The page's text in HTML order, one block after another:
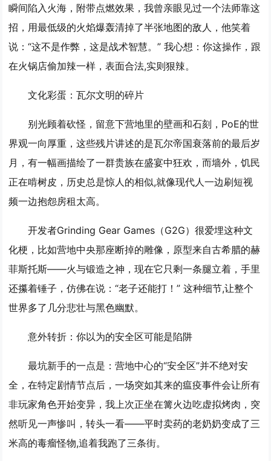
瞬间陷入火海，附带点燃效果，我曾亲眼见过一个法师靠这
招，用最低级的火焰爆轰清掉了半张地图的敌人，他笑着
说：“这不是作弊，这是战术智慧。” 我心想：你这操作，跟
在火锅店偷加辣一样，表面合法,实则狠辣。
文化彩蛋：瓦尔文明的碎片
别光顾着砍怪，留意下营地里的壁画和石刻，PoE的世
界观一向厚重，这些残片讲述的是瓦尔帝国衰落前的最后岁
月，有一幅画描绘了一群贵族在盛宴中狂欢，而墙外，饥民
正在啃树皮，历史总是惊人的相似,就像现代人一边刷短视
频一边抱怨房租太高。
开发者Grinding Gear Games（G2G）很爱埋这种文
化梗，比如营地中央那座断掉的雕像，原型来自古希腊的赫
菲斯托斯——火与锻造之神，现在它只剩一条腿立着，手里
还攥着锤子，仿佛在说：“老子还能打！” 这种细节,让整个
世界多了几分悲壮与黑色幽默。
意外转折：你以为的安全区可能是陷阱
最坑新手的一点是：营地中心的“安全区”并不绝对安
全，在特定剧情节点后，一场突如其来的瘟疫事件会让所有
非玩家角色开始变异，我上次正坐在篝火边吃虚拟烤肉，突
然听见一声惨叫，转头一看——平时卖药的老奶奶变成了三
米高的毒瘤怪物,追着我跑了三条街。